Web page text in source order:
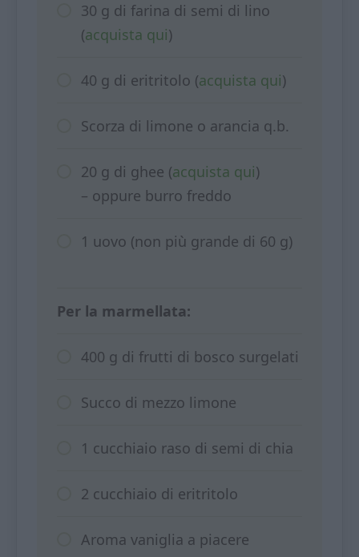
30 g di farina di semi di lino
(acquista qui)
40 g di eritritolo (acquista qui)
Scorza di limone o arancia q.b.
20 g di ghee (acquista qui)
– oppure burro freddo
1 uovo (non più grande di 60 g)
Per la marmellata:
400 g di frutti di bosco surgelati
Succo di mezzo limone
1 cucchiaio raso di semi di chia
2 cucchiaio di eritritolo
Aroma vaniglia a piacere